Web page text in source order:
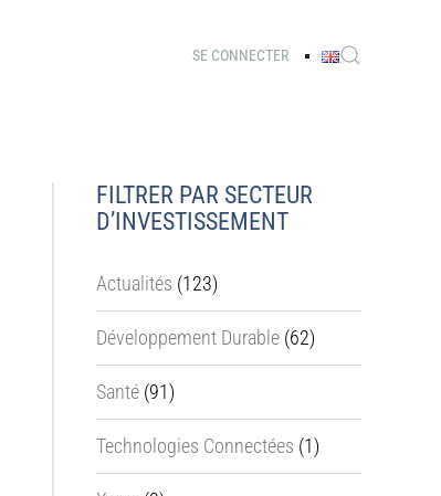
SE CONNECTER
FILTRER PAR SECTEUR
D’INVESTISSEMENT
Actualités (123)
Développement Durable (62)
Santé (91)
Technologies Connectées (1)